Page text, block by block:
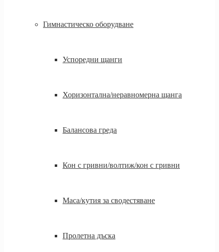
Гимнастическо оборудване
Успоредни щанги
Хоризонтална/неравномерна щанга
Балансова греда
Кон с гривни/волтиж/кон с гривни
Маса/кутия за сводестяване
Пролетна дъска